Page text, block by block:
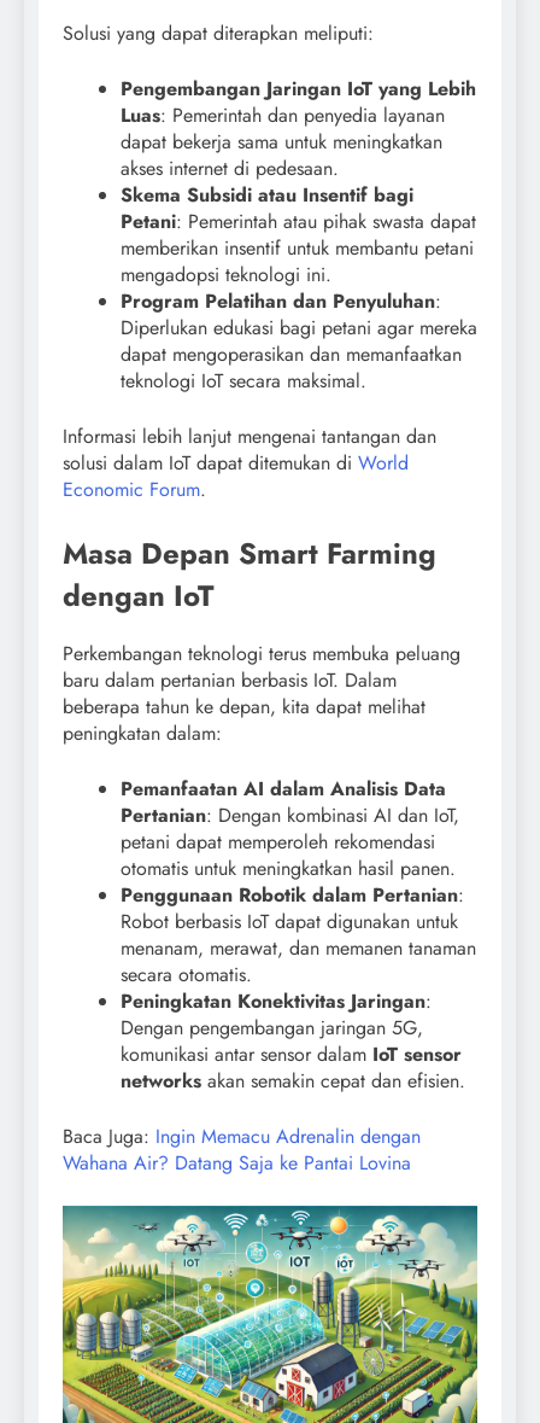
Solusi yang dapat diterapkan meliputi:
Pengembangan Jaringan IoT yang Lebih
Luas: Pemerintah dan penyedia layanan
dapat bekerja sama untuk meningkatkan
akses internet di pedesaan.
Skema Subsidi atau Insentif bagi
Petani: Pemerintah atau pihak swasta dapat
memberikan insentif untuk membantu petani
mengadopsi teknologi ini.
Program Pelatihan dan Penyuluhan:
Diperlukan edukasi bagi petani agar mereka
dapat mengoperasikan dan memanfaatkan
teknologi IoT secara maksimal.
Informasi lebih lanjut mengenai tantangan dan
solusi dalam IoT dapat ditemukan di World
Economic Forum.
Masa Depan Smart Farming
dengan IoT
Perkembangan teknologi terus membuka peluang
baru dalam pertanian berbasis IoT. Dalam
beberapa tahun ke depan, kita dapat melihat
peningkatan dalam:
Pemanfaatan AI dalam Analisis Data
Pertanian: Dengan kombinasi AI dan IoT,
petani dapat memperoleh rekomendasi
otomatis untuk meningkatkan hasil panen.
Penggunaan Robotik dalam Pertanian:
Robot berbasis IoT dapat digunakan untuk
menanam, merawat, dan memanen tanaman
secara otomatis.
Peningkatan Konektivitas Jaringan:
Dengan pengembangan jaringan 5G,
komunikasi antar sensor dalam IoT sensor
networks akan semakin cepat dan efisien.
Baca Juga: Ingin Memacu Adrenalin dengan
Wahana Air? Datang Saja ke Pantai Lovina